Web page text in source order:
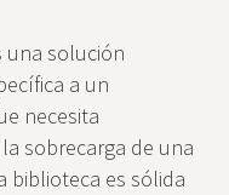
una solución
a un
necesita
sobrecarga de una
biblioteca es sólida